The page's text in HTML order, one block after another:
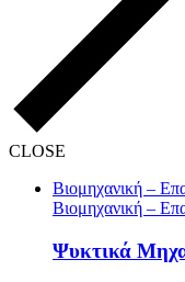
CLOSE
Βιομηχανική –
Βιομηχανική –
Ψυκτικά